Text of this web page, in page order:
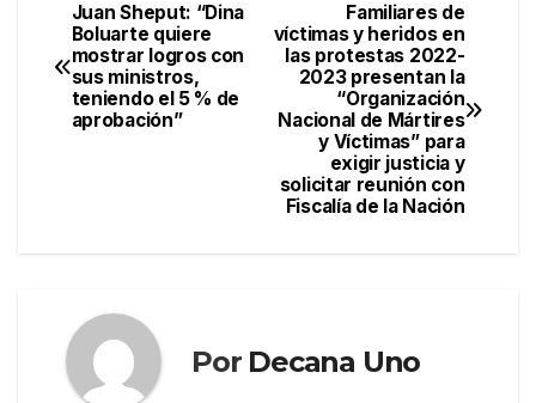
Navegación
de
entradas
Familiares de
víctimas y heridos en
las protestas 2022-
2023 presentan la
“Organización
Nacional de Mártires
y Víctimas” para
exigir justicia y
solicitar reunión con
Fiscalía de la Nación
Juan Sheput: “Dina
Boluarte quiere
mostrar logros con
sus ministros,
teniendo el 5 % de
aprobación”
Por Decana Uno